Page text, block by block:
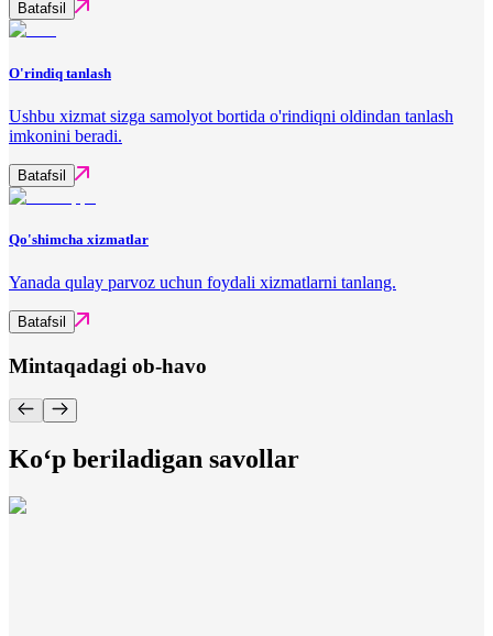
Batafsil
O'rindiq tanlash
Ushbu xizmat sizga samolyot bortida o'rindiqni oldindan tanlash
imkonini beradi.
Batafsil
Qo'shimcha xizmatlar
Yanada qulay parvoz uchun foydali xizmatlarni tanlang.
Batafsil
Mintaqadagi ob-havo
Ko‘p beriladigan savollar